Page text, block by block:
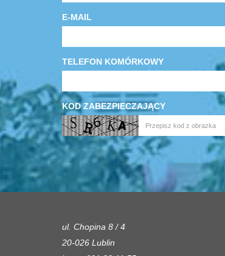
E-MAIL
TELEFON KOMÓRKOWY
KOD ZABEZPIECZAJĄCY
ul. Chopina 8 / 4
20-026 Lublin